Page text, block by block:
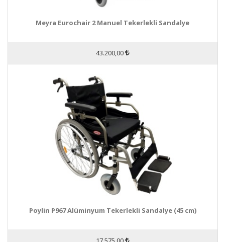
Meyra Eurochair 2 Manuel Tekerlekli Sandalye
43.200,00
Poylin P967 Alüminyum Tekerlekli Sandalye (45 cm)